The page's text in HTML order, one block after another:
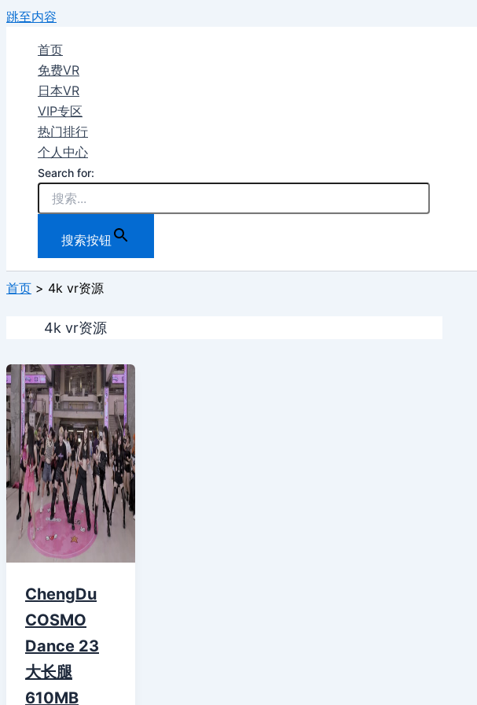
跳至内容
首页
免费VR
日本VR
VIP专区
热门排行
个人中心
Search for:
搜索按钮
首页 4k vr资源
4k vr资源
ChengDu
COSMO
Dance 23
大长腿
610MB